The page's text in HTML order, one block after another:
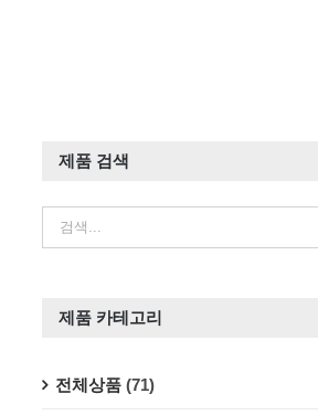
제품 검색
제품 카테고리
전체상품 (71)